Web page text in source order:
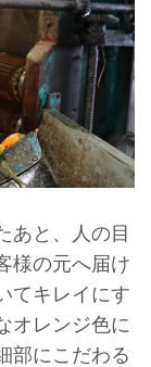
あと、人の目
様の元へ届け
てキレイにす
オレンジ色に
部にこだわる